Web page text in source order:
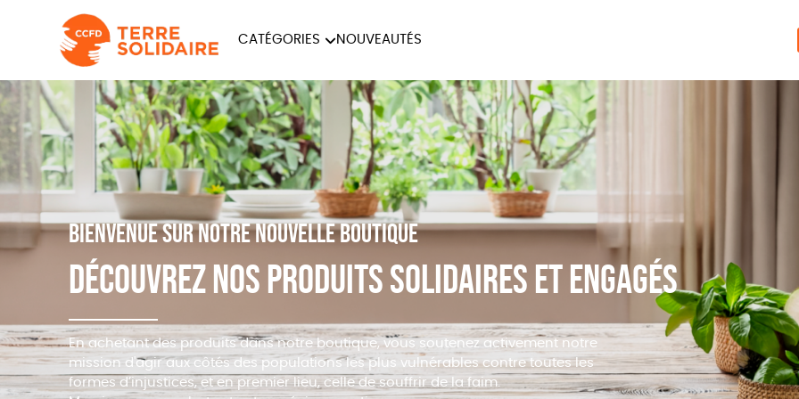
CATÉGORIES
ÉQUITABLE ÉPICERIE MAISON
PAPETERIE LIVRES
NOUVEAUTÉS
Bienvenue sur notre nouvelle boutique
Découvrez nos produits solidaires et engagés
En achetant des produits dans notre boutique, vous soutenez activement notre
mission d'agir aux côtés des populations les plus vulnérables contre toutes les
formes d’injustices, et en premier lieu, celle de souffrir de la faim.